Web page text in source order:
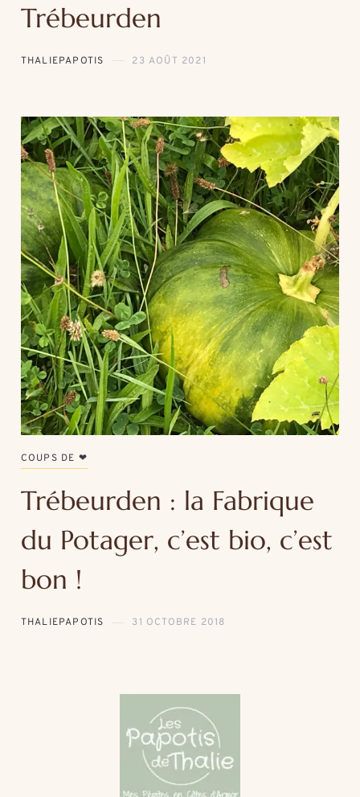
Trébeurden
THALIEPAPOTIS 23 AOÛT 2021
COUPS DE ❤
Trébeurden : la Fabrique
du Potager, c’est bio, c’est
bon !
THALIEPAPOTIS 31 OCTOBRE 2018